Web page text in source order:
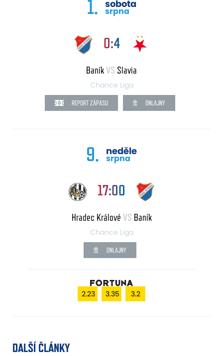
1. sobota
srpna
0:4
BaníkVS Slavia
Chance Liga
REPORT ZÁPASU ONLAJNY
9. neděle
srpna
17:00
Hradec Králové VS Baník
Chance Liga
ONLAJNY
2.23 3.35 3.2
DALŠÍ ČLÁNKY